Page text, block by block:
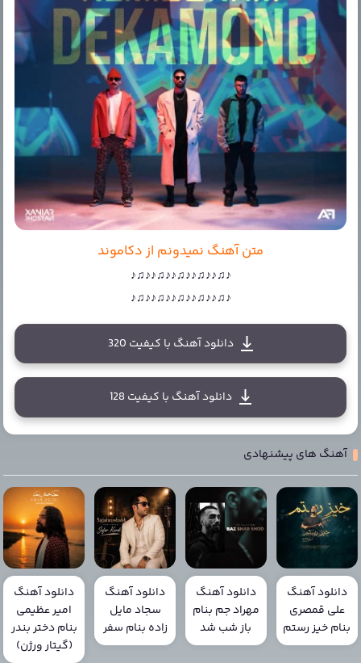
متن آهنگ نمیدونم از دکاموند
♪♫♪♪♫♪♪♫♪♪♫♪♪♫♪
♪♫♪♪♫♪♪♫♪♪♫♪♪♫♪
دانلود آهنگ با کیفیت 320
دانلود آهنگ با کیفیت 128
آهنگ های پیشنهادی
دانلود آهنگ
علی قمصری
بنام خیز رستم
دانلود آهنگ
مهراد جم بنام
باز شب شد
دانلود آهنگ
سجاد مایل
زاده بنام سفر
دانلود آهنگ
امیر عظیمی
بنام دختر بندر
(گیتار ورژن)